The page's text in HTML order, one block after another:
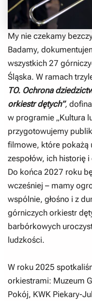
My nie czekamy
Badamy,
wszystkich 27
Śląska. W ramach
TO. Ochrona
orkiestr dętych”,
w programie „Kultura
przygotowujemy
filmowe, które pokażą
zespołów, ich historię
Do końca 2027 roku
wcześniej – mamy
wspólnie, głośno i z
górniczych orkiestr
barbórkowych
ludzkości.
W roku 2025
orkiestrami: Muzeum
Pokój, KWK Piekary-